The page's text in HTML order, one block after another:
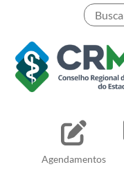
content
Agendamentos
Pesquisar